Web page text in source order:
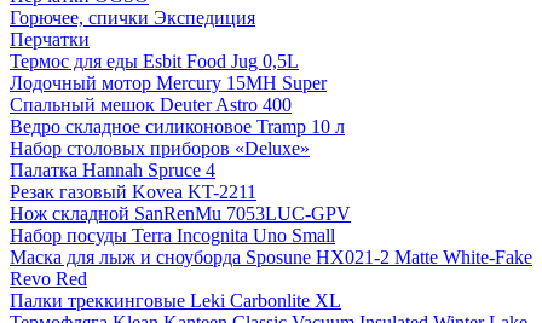
Горючее, спички Экспедиция
Перчатки
Термос для еды Esbit Food Jug 0,5L
Лодочный мотор Mercury 15MH Super
Спальный мешок Deuter Astro 400
Ведро складное силиконовое Tramp 10 л
Набор столовых приборов «Deluxe»
Палатка Hannah Spruce 4
Резак газовый Kovea KT-2211
Нож складной SanRenMu 7053LUC-GPV
Набор посуды Terra Incognita Uno Small
Маска для лыж и сноуборда Sposune HX021-2 Matte White-Fake
Revo Red
Палки треккинговые Leki Carbonlite XL